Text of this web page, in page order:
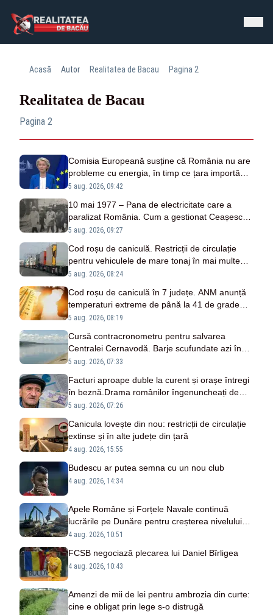
Acasă Autor Realitatea de Bacau Pagina 2
Realitatea de Bacau
Pagina 2
Comisia Europeană susține că România nu are
probleme cu energia, în timp ce țara importă
masiv de la patru vecini
5 aug. 2026, 09:42
10 mai 1977 – Pana de electricitate care a
paralizat România. Cum a gestionat Ceașescu
unicul blackout național
5 aug. 2026, 09:27
Cod roșu de caniculă. Restricții de circulație
pentru vehiculele de mare tonaj în mai multe
județe
5 aug. 2026, 08:24
Cod roșu de caniculă în 7 județe. ANM anunță
temperaturi extreme de până la 41 de grade
Celsius
5 aug. 2026, 08:19
Cursă contracronometru pentru salvarea
Centralei Cernavodă. Barje scufundate azi în
Dunăre pentru creșterea nivelului apei
5 aug. 2026, 07:33
Facturi aproape duble la curent și orașe întregi
în beznă.Drama românilor îngenuncheați de
scumpiri. Mărturii emoționante
5 aug. 2026, 07:26
Canicula lovește din nou: restricții de circulație
extinse și în alte județe din țară
4 aug. 2026, 15:55
Budescu ar putea semna cu un nou club
4 aug. 2026, 14:34
Apele Române și Forțele Navale continuă
lucrările pe Dunăre pentru creșterea nivelului
apei
4 aug. 2026, 10:51
FCSB negociază plecarea lui Daniel Bîrligea
4 aug. 2026, 10:43
Amenzi de mii de lei pentru ambrozia din curte:
cine e obligat prin lege s-o distrugă